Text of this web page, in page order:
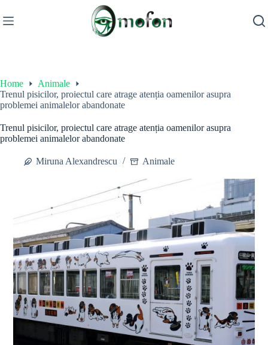
to
content
Home
Animale
Trenul pisicilor, proiectul care atrage atenția oamenilor asupra
problemei animalelor abandonate
Trenul pisicilor, proiectul care atrage atenția oamenilor asupra
problemei animalelor abandonate
Miruna Alexandrescu Animale